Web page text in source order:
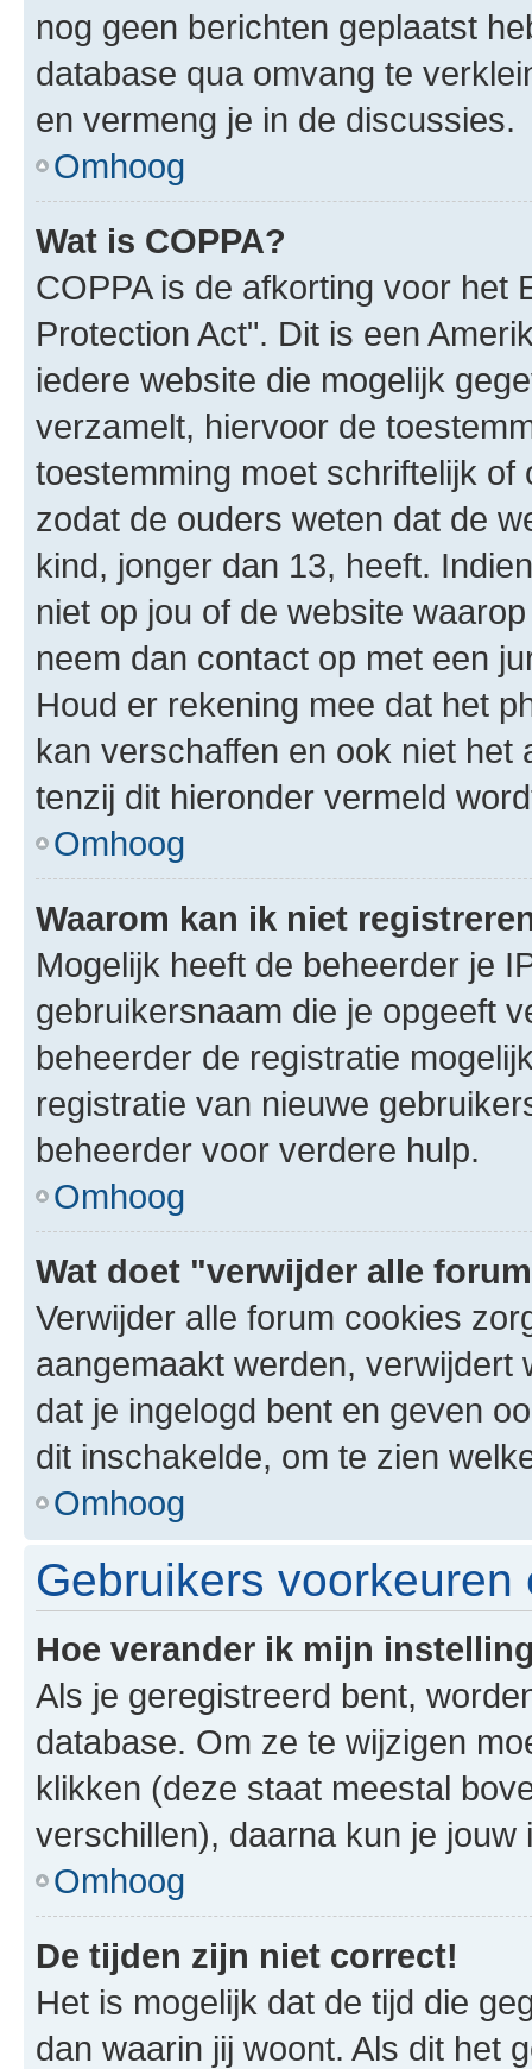
nog geen berichten geplaatst
database qua omvang te
en vermeng je in de discussies.
Omhoog
Wat is COPPA?
COPPA is de afkorting voor het
Protection Act". Dit is een
iedere website die mogelijk
verzamelt, hiervoor de
toestemming moet schriftelijk
zodat de ouders weten dat de
kind, jonger dan 13, heeft.
niet op jou of de website
neem dan contact op met een
Houd er rekening mee dat het
kan verschaffen en ook niet
tenzij dit hieronder vermeld
Omhoog
Waarom kan ik niet
Mogelijk heeft de beheerder je
gebruikersnaam die je opgeeft
beheerder de registratie
registratie van nieuwe
beheerder voor verdere hulp.
Omhoog
Wat doet "verwijder alle
Verwijder alle forum cookies
aangemaakt werden,
dat je ingelogd bent en geven
dit inschakelde, om te zien
Omhoog
Gebruikers voorkeuren
Hoe verander ik mijn
Als je geregistreerd bent,
database. Om ze te wijzigen
klikken (deze staat meestal
verschillen), daarna kun je jouw
Omhoog
De tijden zijn niet correct!
Het is mogelijk dat de tijd die
dan waarin jij woont. Als dit het